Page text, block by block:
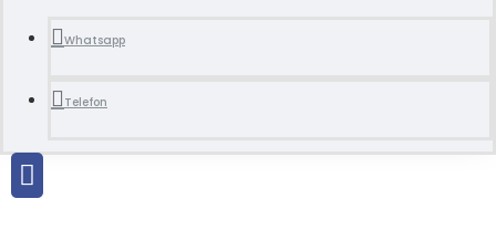
Whatsapp
Telefon